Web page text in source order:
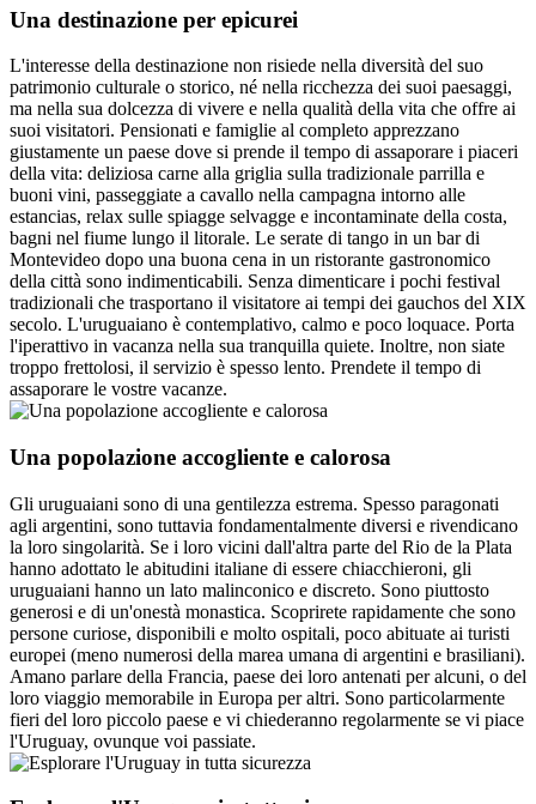
Una destinazione per epicurei
L'interesse della destinazione non risiede nella diversità del suo
patrimonio culturale o storico, né nella ricchezza dei suoi paesaggi,
ma nella sua dolcezza di vivere e nella qualità della vita che offre ai
suoi visitatori. Pensionati e famiglie al completo apprezzano
giustamente un paese dove si prende il tempo di assaporare i piaceri
della vita: deliziosa carne alla griglia sulla tradizionale parrilla e
buoni vini, passeggiate a cavallo nella campagna intorno alle
estancias, relax sulle spiagge selvagge e incontaminate della costa,
bagni nel fiume lungo il litorale. Le serate di tango in un bar di
Montevideo dopo una buona cena in un ristorante gastronomico
della città sono indimenticabili. Senza dimenticare i pochi festival
tradizionali che trasportano il visitatore ai tempi dei gauchos del XIX
secolo. L'uruguaiano è contemplativo, calmo e poco loquace. Porta
l'iperattivo in vacanza nella sua tranquilla quiete. Inoltre, non siate
troppo frettolosi, il servizio è spesso lento. Prendete il tempo di
assaporare le vostre vacanze.
Una popolazione accogliente e calorosa
Gli uruguaiani sono di una gentilezza estrema. Spesso paragonati
agli argentini, sono tuttavia fondamentalmente diversi e rivendicano
la loro singolarità. Se i loro vicini dall'altra parte del Rio de la Plata
hanno adottato le abitudini italiane di essere chiacchieroni, gli
uruguaiani hanno un lato malinconico e discreto. Sono piuttosto
generosi e di un'onestà monastica. Scoprirete rapidamente che sono
persone curiose, disponibili e molto ospitali, poco abituate ai turisti
europei (meno numerosi della marea umana di argentini e brasiliani).
Amano parlare della Francia, paese dei loro antenati per alcuni, o del
loro viaggio memorabile in Europa per altri. Sono particolarmente
fieri del loro piccolo paese e vi chiederanno regolarmente se vi piace
l'Uruguay, ovunque voi passiate.